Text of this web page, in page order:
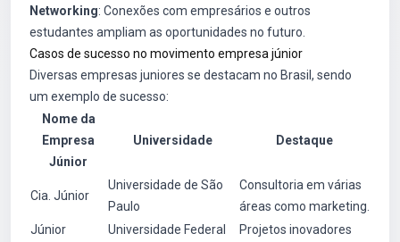
Networking: Conexões com empresários e outros
estudantes ampliam as oportunidades no futuro.
Casos de sucesso no movimento empresa júnior
Diversas empresas juniores se destacam no Brasil, sendo
um exemplo de sucesso:
Nome da
Empresa
Júnior
Universidade Destaque
Cia. Júnior
Universidade de São
Paulo
Consultoria em várias
áreas como marketing.
Júnior
Universidade Federal
Projetos inovadores